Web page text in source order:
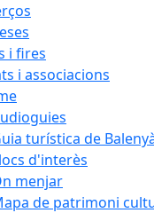
i fires
i associacions
turística de
d'interès
menjar
de patrimoni